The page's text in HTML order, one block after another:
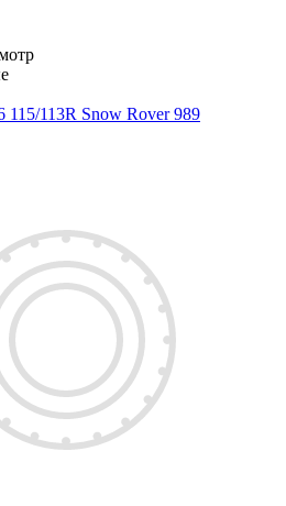
115/113R Snow Rover 989